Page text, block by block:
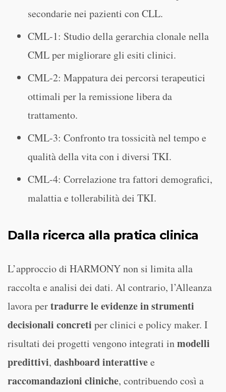
secondarie nei pazienti con CLL.
CML-1: Studio della gerarchia clonale nella
CML per migliorare gli esiti clinici.
CML-2: Mappatura dei percorsi terapeutici
ottimali per la remissione libera da
trattamento.
CML-3: Confronto tra tossicità nel tempo e
qualità della vita con i diversi TKI.
CML-4: Correlazione tra fattori demografici,
malattia e tollerabilità dei TKI.
Dalla ricerca alla pratica clinica
L’approccio di HARMONY non si limita alla
raccolta e analisi dei dati. Al contrario, l’Alleanza
lavora pertradurre le evidenze in strumenti
decisionali concreti per clinici e policy maker. I
risultati dei progetti vengono integrati inmodelli
predittivi, dashboard interattivee
raccomandazioni cliniche, contribuendo così a